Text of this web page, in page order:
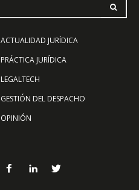
ACTUALIDAD JURÍDICA
PRÁCTICA JURÍDICA
LEGALTECH
GESTIÓN DEL DESPACHO
OPINIÓN